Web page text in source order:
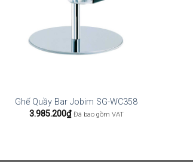
Ghế Quầy Bar Jobim SG-WC358
3.985.200₫ Đã bao gồm VAT